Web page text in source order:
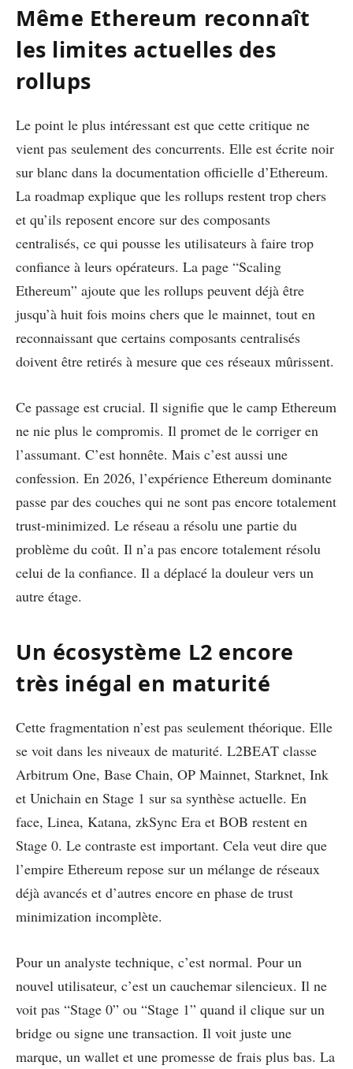
Même Ethereum reconnaît
les limites actuelles des
rollups
Le point le plus intéressant est que cette critique ne
vient pas seulement des concurrents. Elle est écrite noir
sur blanc dans la documentation officielle d’Ethereum.
La roadmap explique que les rollups restent trop chers
et qu’ils reposent encore sur des composants
centralisés, ce qui pousse les utilisateurs à faire trop
confiance à leurs opérateurs. La page “Scaling
Ethereum” ajoute que les rollups peuvent déjà être
jusqu’à huit fois moins chers que le mainnet, tout en
reconnaissant que certains composants centralisés
doivent être retirés à mesure que ces réseaux mûrissent.
Ce passage est crucial. Il signifie que le camp Ethereum
ne nie plus le compromis. Il promet de le corriger en
l’assumant. C’est honnête. Mais c’est aussi une
confession. En 2026, l’expérience Ethereum dominante
passe par des couches qui ne sont pas encore totalement
trust-minimized. Le réseau a résolu une partie du
problème du coût. Il n’a pas encore totalement résolu
celui de la confiance. Il a déplacé la douleur vers un
autre étage.
Un écosystème L2 encore
très inégal en maturité
Cette fragmentation n’est pas seulement théorique. Elle
se voit dans les niveaux de maturité. L2BEAT classe
Arbitrum One, Base Chain, OP Mainnet, Starknet, Ink
et Unichain en Stage 1 sur sa synthèse actuelle. En
face, Linea, Katana, zkSync Era et BOB restent en
Stage 0. Le contraste est important. Cela veut dire que
l’empire Ethereum repose sur un mélange de réseaux
déjà avancés et d’autres encore en phase de trust
minimization incomplète.
Pour un analyste technique, c’est normal. Pour un
nouvel utilisateur, c’est un cauchemar silencieux. Il ne
voit pas “Stage 0” ou “Stage 1” quand il clique sur un
bridge ou signe une transaction. Il voit juste une
marque, un wallet et une promesse de frais plus bas. La